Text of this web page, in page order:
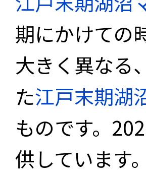
期にかけての
大きく異なる
た江戸末期湖
ものです。
供しています。